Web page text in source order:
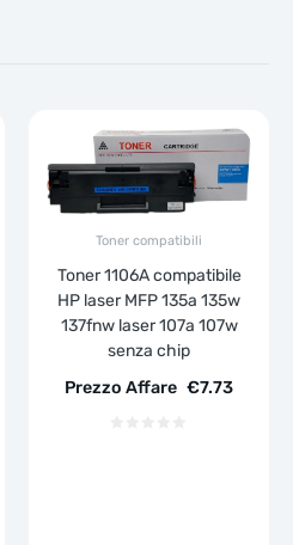
Toner compatibili
Toner 1106A compatibile
HP laser MFP 135a 135w
137fnw laser 107a 107w
senza chip
€7.73
Prezzo Affare